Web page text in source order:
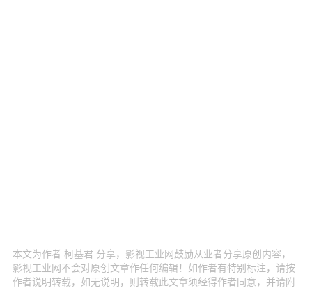
本文为作者 柯基君 分享，影视工业网鼓励从业者分享原创内容，
影视工业网不会对原创文章作任何编辑！如作者有特别标注，请按
作者说明转载，如无说明，则转载此文章须经得作者同意，并请附